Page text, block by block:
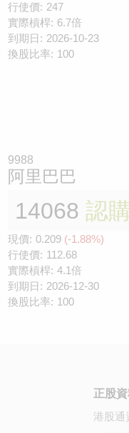
行使價: 247
實際槓桿: 6.7倍
到期日: 2026-10-23
換股比率: 100
9988
阿里巴巴
14068 認
現價: 0.209 (-1.88%)
行使價: 112.68
實際槓桿: 4.1倍
到期日: 2026-12-30
換股比率: 100
正股
港股通